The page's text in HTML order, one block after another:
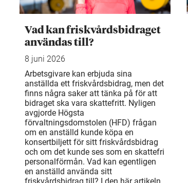
Vad kan friskvårdsbidraget
användas till?
8 juni 2026
Arbetsgivare kan erbjuda sina
anställda ett friskvårdsbidrag, men det
finns några saker att tänka på för att
bidraget ska vara skattefritt. Nyligen
avgjorde Högsta
förvaltningsdomstolen (HFD) frågan
om en anställd kunde köpa en
konsertbiljett för sitt friskvårdsbidrag
och om det kunde ses som en skattefri
personalförmån. Vad kan egentligen
en anställd använda sitt
friskvårdsbidrag till? I den här artikeln